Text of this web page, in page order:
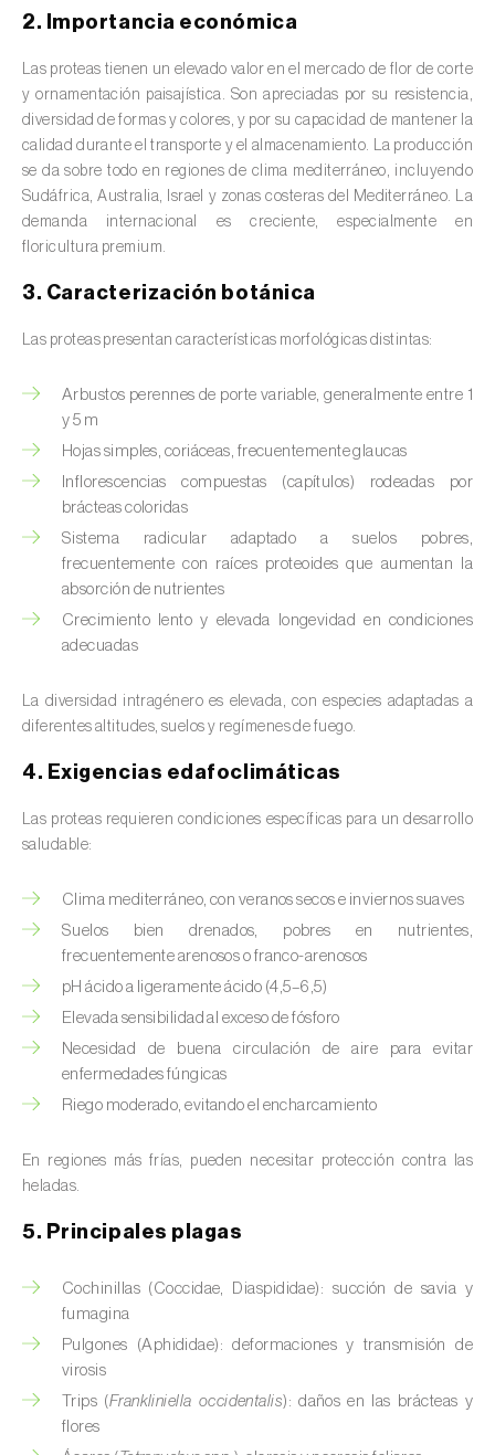
de tratamento de águas residuais
Anacardo (Anacardium occidentale )
Apio ( Apium graveolens)
Arándano ( Vaccinium spp.
Áreas no cultivadas (
Aromáticas, condimentarias y medicinales
Coriandrum, Petroselinum, Mentha, Ocimum,
Melissa, Pimpinella, Rosmarinus e outras)
Arroz (Oryza spp.)
Avellano (
Avena (Avena sativa)
Batata dulce (Ipomoea batatas)
Begonia (Hillebrandia sandwicensis e
Berenjena (
Berenjena africana ( Solanum aethiopicum)
Cacahuete (
Cacaotero (Theobroma cacao)
Cafeto (Coffea spp.)
Calabacín (Cucurbita pepo)
Calabaza ( Cucurbita spp.)
Caña de azúcar ( Saccharum spp.
Caqui (
Carambola (Averrhoa carambola
Carpe europeo (Carpinus betulus)
Castaño ( Castanea sativa)
Cebolla (
2. Importancia económica
Las proteas tienen un elevado valor en el mercado de flor de corte
y ornamentación paisajística. Son apreciadas por su resistencia,
diversidad de formas y colores, y por su capacidad de mantener la
calidad durante el transporte y el almacenamiento. La producción
se da sobre todo en regiones de clima mediterráneo, incluyendo
Sudáfrica, Australia, Israel y zonas costeras del Mediterráneo. La
demanda internacional es creciente, especialmente en
floricultura premium.
3. Caracterización botánica
Las proteas presentan características morfológicas distintas:
Arbustos perennes de porte variable, generalmente entre 1
y 5 m
Hojas simples, coriáceas, frecuentemente glaucas
Inflorescencias compuestas (capítulos) rodeadas por
brácteas coloridas
Sistema radicular adaptado a suelos pobres,
frecuentemente con raíces proteoides que aumentan la
absorción de nutrientes
Crecimiento lento y elevada longevidad en condiciones
adecuadas
La diversidad intragénero es elevada, con especies adaptadas a
diferentes altitudes, suelos y regímenes de fuego.
4. Exigencias edafoclimáticas
Las proteas requieren condiciones específicas para un desarrollo
saludable:
Clima mediterráneo, con veranos secos e inviernos suaves
Suelos bien drenados, pobres en nutrientes,
frecuentemente arenosos o franco-arenosos
pH ácido a ligeramente ácido (4,5–6,5)
Elevada sensibilidad al exceso de fósforo
Necesidad de buena circulación de aire para evitar
enfermedades fúngicas
Riego moderado, evitando el encharcamiento
En regiones más frías, pueden necesitar protección contra las
heladas.
5. Principales plagas
Cochinillas (Coccidae, Diaspididae): succión de savia y
fumagina
Pulgones (Aphididae): deformaciones y transmisión de
virosis
Trips (Frankliniella occidentalis): daños en las brácteas y
flores